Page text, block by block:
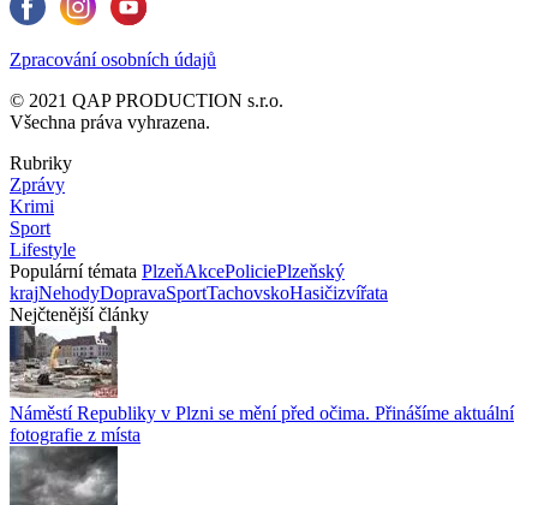
Zpracování osobních údajů
© 2021 QAP PRODUCTION s.r.o.
Všechna práva vyhrazena.
Rubriky
Zprávy
Krimi
Sport
Lifestyle
Populární témata PlzeňAkcePoliciePlzeňský
krajNehodyDopravaSportTachovskoHasičizvířata
Nejčtenější články
Náměstí Republiky v Plzni se mění před očima. Přinášíme aktuální
fotografie z místa